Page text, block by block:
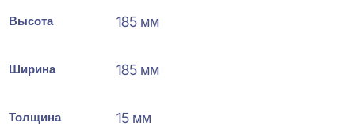
Высота 185 мм
Ширина 185 мм
Толщина 15 мм